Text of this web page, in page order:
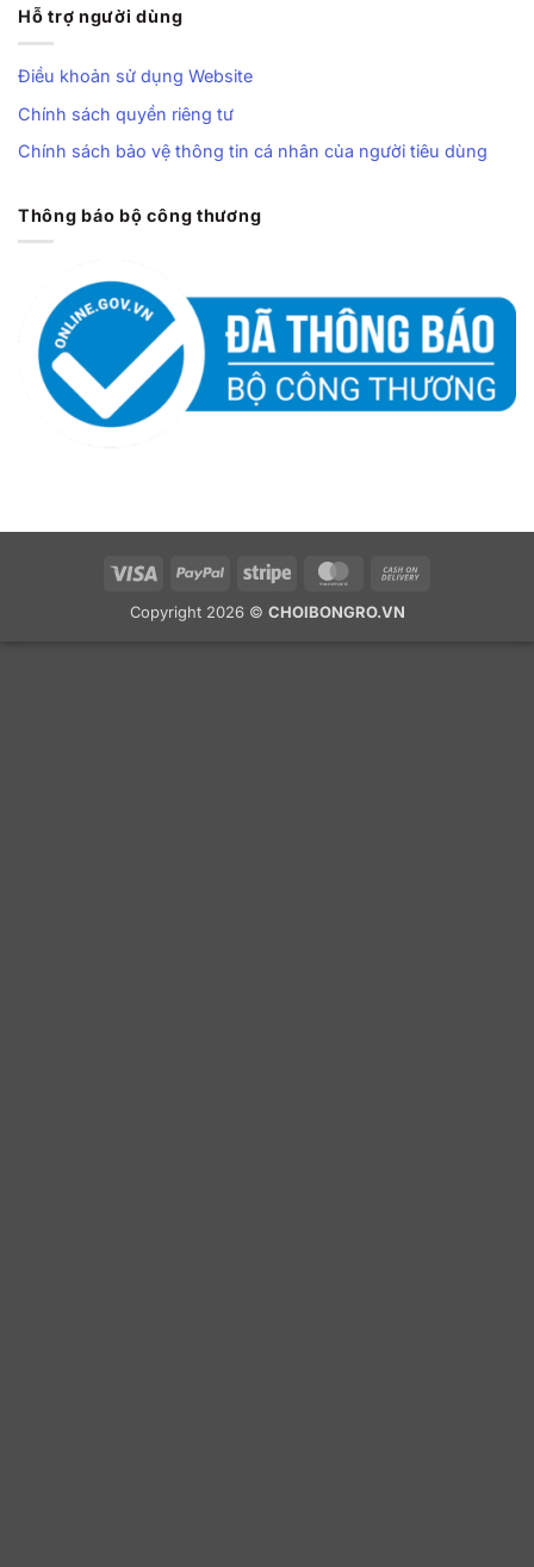
Hỗ trợ người dùng
Điều khoản sử dụng Website
Chính sách quyền riêng tư
Chính sách bảo vệ thông tin cá nhân của người tiêu dùng
Thông báo bộ công thương
Visa PayPal Stripe MasterCard
Copyright 2026 © CHOIBONGRO.VN